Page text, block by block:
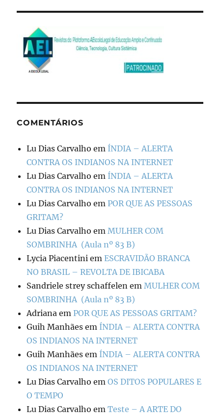
COMENTÁRIOS
Lu Dias Carvalho em ÍNDIA – ALERTA
CONTRA OS INDIANOS NA INTERNET
Lu Dias Carvalho em ÍNDIA – ALERTA
CONTRA OS INDIANOS NA INTERNET
Lu Dias Carvalho em POR QUE AS PESSOAS
GRITAM?
Lu Dias Carvalho em MULHER COM
SOMBRINHA (Aula nº 83 B)
Lycia Piacentini emESCRAVIDÃO BRANCA
NO BRASIL – REVOLTA DE IBICABA
Sandriele strey schaffelen em MULHER COM
SOMBRINHA (Aula nº 83 B)
Adriana em POR QUE AS PESSOAS GRITAM?
Guih Manhães em ÍNDIA – ALERTA CONTRA
OS INDIANOS NA INTERNET
Guih Manhães em ÍNDIA – ALERTA CONTRA
OS INDIANOS NA INTERNET
Lu Dias Carvalho emOS DITOS POPULARES E
O TEMPO
Lu Dias Carvalho emTeste – A ARTE DO